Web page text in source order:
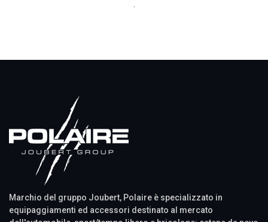
.
Marchio del gruppo Joubert, Polaire è specializzato in
equipaggiamenti ed accessori destinato al mercato